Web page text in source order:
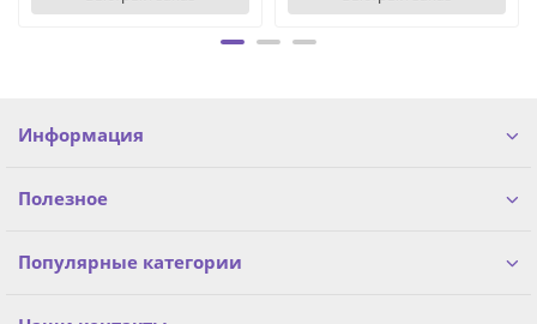
Информация
Полезное
Популярные категории